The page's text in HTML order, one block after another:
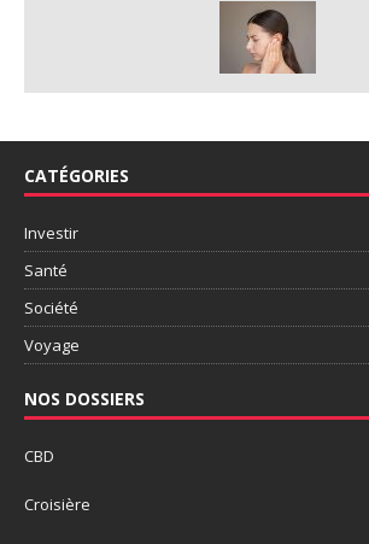
CATÉGORIES
Investir
Santé
Société
Voyage
NOS DOSSIERS
CBD
Croisière